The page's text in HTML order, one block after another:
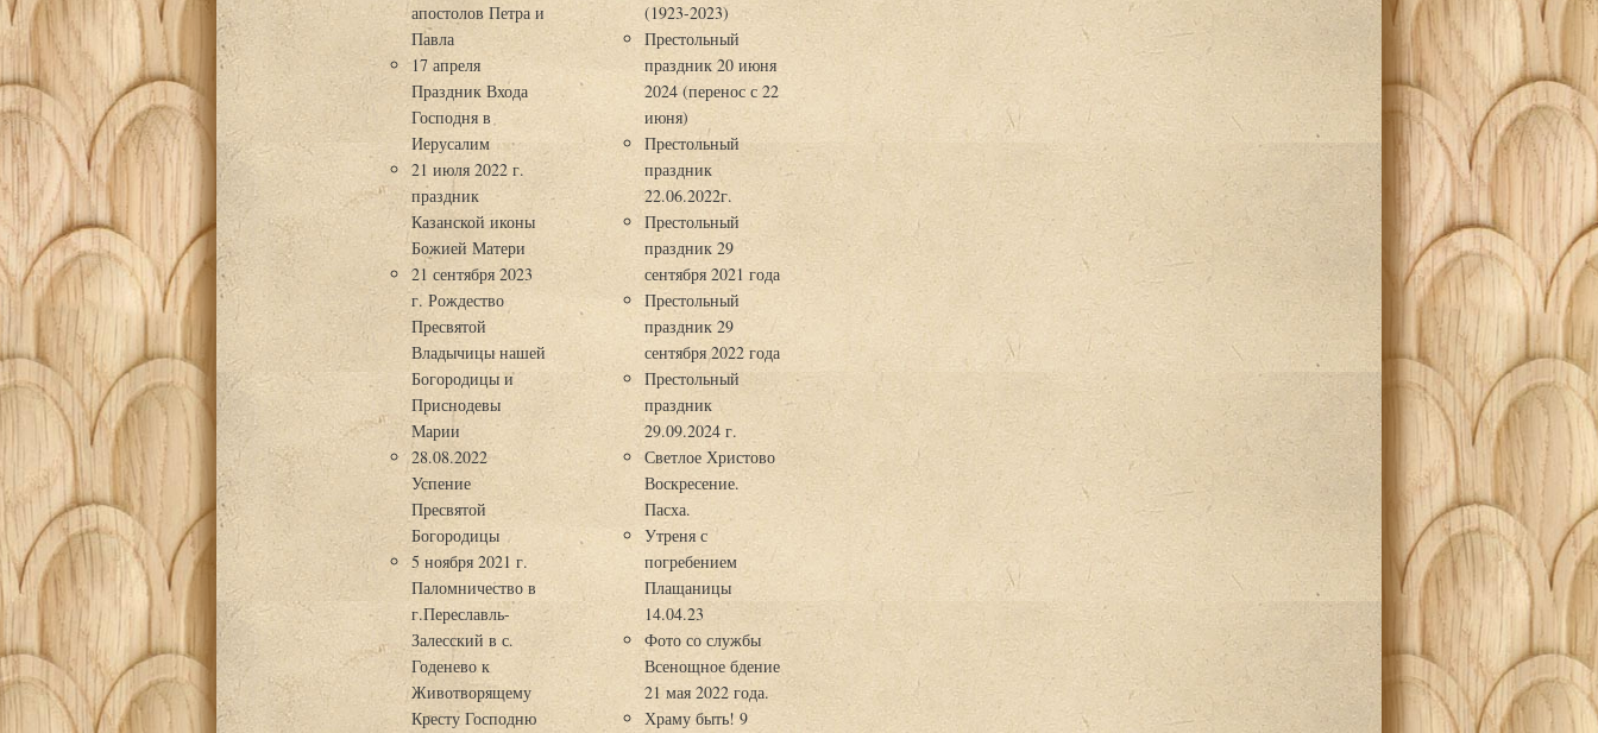
апостолов Петра и
Павла
17 апреля
Праздник Входа
Господня в
Иерусалим
21 июля 2022 г.
праздник
Казанской иконы
Божией Матери
21 сентября 2023
г. Рождество
Пресвятой
Владычицы нашей
Богородицы и
Приснодевы
Марии
28.08.2022
Успение
Пресвятой
Богородицы
5 ноября 2021 г.
Паломничество в
г.Переславль-
Залесский в с.
Годенево к
Животворящему
Кресту Господню
(1923-2023)
Престольный
праздник 20 июня
2024 (перенос с 22
июня)
Престольный
праздник
22.06.2022г.
Престольный
праздник 29
сентября 2021 года
Престольный
праздник 29
сентября 2022 года
Престольный
праздник
29.09.2024 г.
Светлое Христово
Воскресение.
Пасха.
Утреня с
погребением
Плащаницы
14.04.23
Фото со службы
Всенощное бдение
21 мая 2022 года.
Храму быть! 9